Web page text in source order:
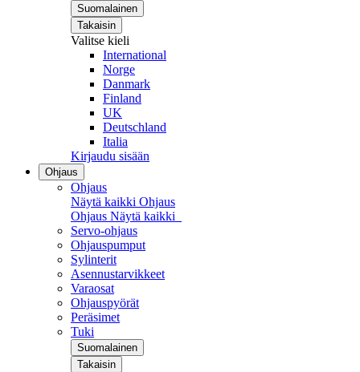
Suomalainen
Takaisin
Valitse kieli
International
Norge
Danmark
Finland
UK
Deutschland
Italia
Kirjaudu sisään
Ohjaus
Ohjaus
Näytä kaikki Ohjaus
Ohjaus Näytä kaikki
Servo-ohjaus
Ohjauspumput
Sylinterit
Asennustarvikkeet
Varaosat
Ohjauspyörät
Peräsimet
Tuki
Suomalainen
Takaisin